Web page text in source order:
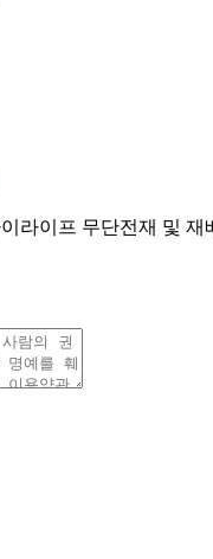
라이프 무단전재 및 재